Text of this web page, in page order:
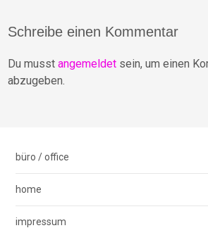
navigation
Schreibe einen Kommentar
Du musstangemeldet sein, um einen
abzugeben.
büro / office
home
impressum